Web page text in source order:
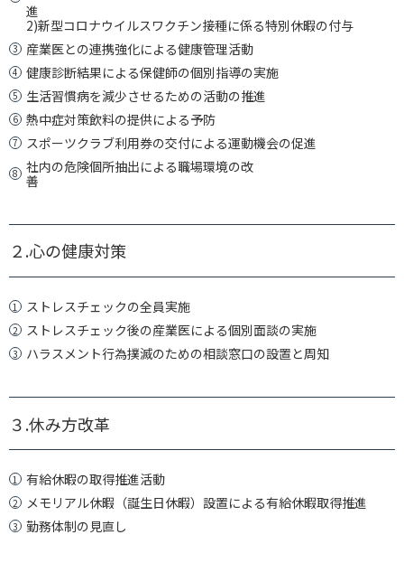
2)新型コロナウイルスワクチン接種に係る特別休暇の付与
産業医との連携強化による健康管理活動
健康診断結果による保健師の個別指導の実施
生活習慣病を減少させるための活動の推進
熱中症対策飲料の提供による予防
スポーツクラブ利用券の交付による運動機会の促進
社内の危険個所抽出による職場環境の改
善
２.心の健康対策
ストレスチェックの全員実施
ストレスチェック後の産業医による個別面談の実施
ハラスメント行為撲滅のための相談窓口の設置と周知
３.休み方改革
有給休暇の取得推進活動
メモリアル休暇（誕生日休暇）設置による有給休暇取得推進
勤務体制の見直し